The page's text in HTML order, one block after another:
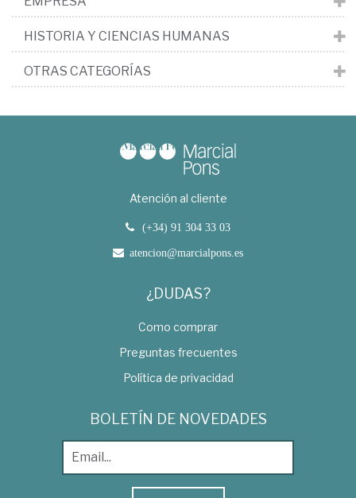
HISTORIA Y CIENCIAS HUMANAS
OTRAS CATEGORÍAS
Atención al cliente
(+34) 91 304 33 03
atencion@marcialpons.es
¿DUDAS?
Como comprar
Preguntas frecuentes
Política de privacidad
BOLETÍN DE NOVEDADES